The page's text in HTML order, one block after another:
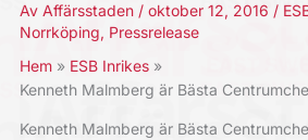
Av Affärsstaden / oktober 12, 2016 /
Norrköping, Pressrelease
Hem
ESB Inrikes
Kenneth Malmberg är Bästa
Kenneth Malmberg är Bästa